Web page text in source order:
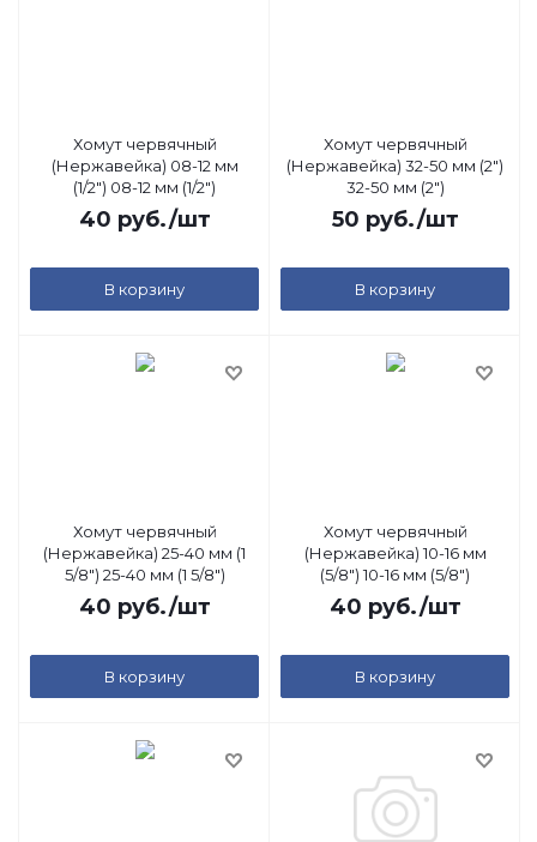
Хомут червячный
(Нержавейка) 08-12 мм
(1/2") 08-12 мм (1/2")
40 руб./шт
В корзину
Хомут червячный
(Нержавейка) 32-50 мм (2")
32-50 мм (2")
50 руб./шт
В корзину
Хомут червячный
(Нержавейка) 25-40 мм (1
5/8") 25-40 мм (1 5/8")
40 руб./шт
В корзину
Хомут червячный
(Нержавейка) 10-16 мм
(5/8") 10-16 мм (5/8")
40 руб./шт
В корзину